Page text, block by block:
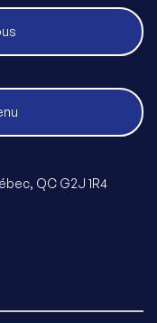
QC G2J 1R4